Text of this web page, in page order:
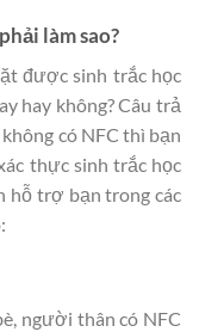
làm sao?
được sinh trắc học
hay không? Câu trả
có NFC thì bạn
thực sinh trắc học
hỗ trợ bạn trong các
người thân có NFC